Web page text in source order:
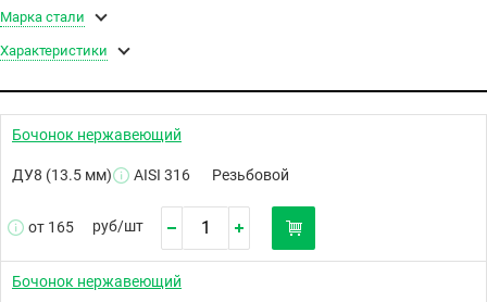
Марка стали
Характеристики
Бочонок нержавеющий
ДУ8 (13.5 мм) AISI 316 Резьбовой
от 165 руб/шт
Бочонок нержавеющий